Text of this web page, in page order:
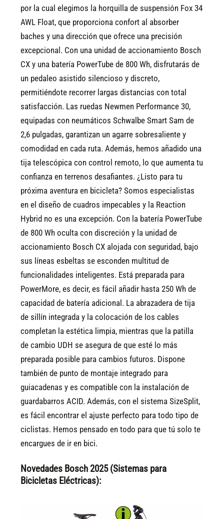
por la cual elegimos la horquilla de suspensión Fox 34
AWL Float, que proporciona confort al absorber
baches y una dirección que ofrece una precisión
excepcional. Con una unidad de accionamiento Bosch
CX y una batería PowerTube de 800 Wh, disfrutarás de
un pedaleo asistido silencioso y discreto,
permitiéndote recorrer largas distancias con total
satisfacción. Las ruedas Newmen Performance 30,
equipadas con neumáticos Schwalbe Smart Sam de
2,6 pulgadas, garantizan un agarre sobresaliente y
comodidad en cada ruta. Además, hemos añadido una
tija telescópica con control remoto, lo que aumenta tu
confianza en terrenos desafiantes. ¿Listo para tu
próxima aventura en bicicleta? Somos especialistas
en el diseño de cuadros impecables y la Reaction
Hybrid no es una excepción. Con la batería PowerTube
de 800 Wh oculta con discreción y la unidad de
accionamiento Bosch CX alojada con seguridad, bajo
sus líneas esbeltas se esconden multitud de
funcionalidades inteligentes. Está preparada para
PowerMore, es decir, es fácil añadir hasta 250 Wh de
capacidad de batería adicional. La abrazadera de tija
de sillín integrada y la colocación de los cables
completan la estética limpia, mientras que la patilla
de cambio UDH se asegura de que esté lo más
preparada posible para cambios futuros. Dispone
también de punto de montaje integrado para
guiacadenas y es compatible con la instalación de
guardabarros ACID. Además, con el sistema SizeSplit,
es fácil encontrar el ajuste perfecto para todo tipo de
ciclistas. Hemos pensado en todo para que tú solo te
encargues de ir en bici.
Novedades Bosch 2025 (Sistemas para
Bicicletas Eléctricas):